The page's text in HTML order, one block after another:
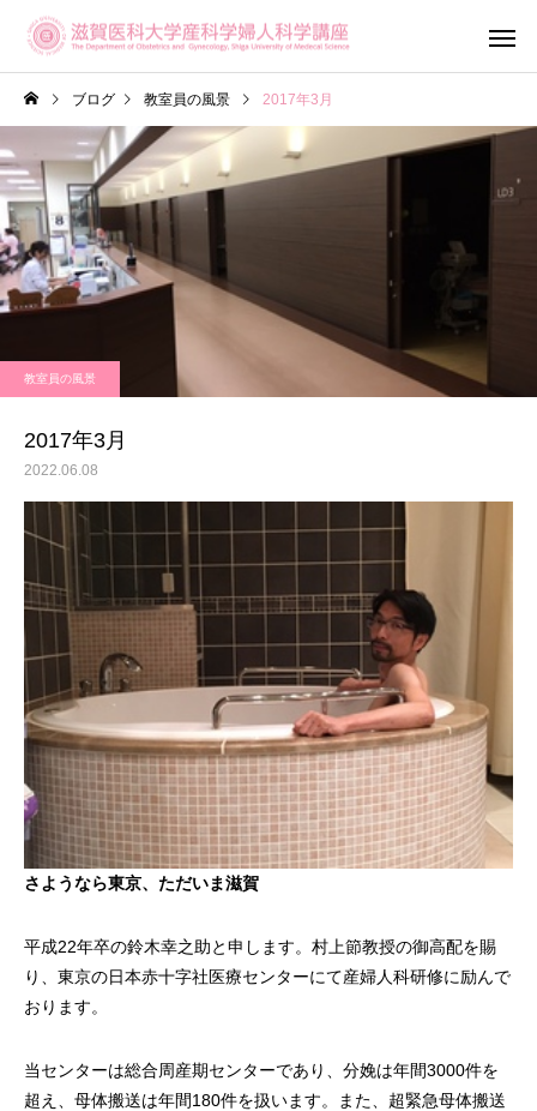
産科診療
不妊専門相談センター
滋賀がん・生
ブログ 教室員の風景 2017年3月
教室員の風景
2017年3月
2022.06.08
さようなら東京、ただいま滋賀
平成22年卒の鈴木幸之助と申します。村上節教授の御高配を賜
り、東京の日本赤十字社医療センターにて産婦人科研修に励んで
おります。
当センターは総合周産期センターであり、分娩は年間3000件を
超え、母体搬送は年間180件を扱います。また、超緊急母体搬送